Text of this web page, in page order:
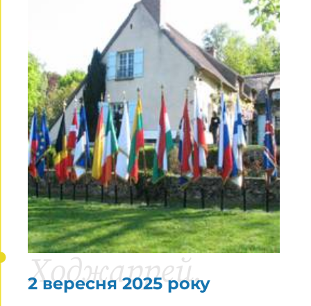
2 вересня 2025 року
Ходжаррей.